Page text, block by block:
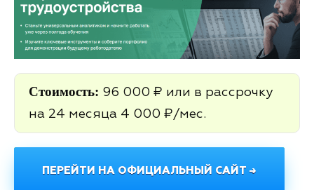
Стоимость: 96 000 ₽ или в рассрочку
на 24 месяца 4 000 ₽/мес.
ПЕРЕЙТИ НА ОФИЦИАЛЬНЫЙ САЙТ →